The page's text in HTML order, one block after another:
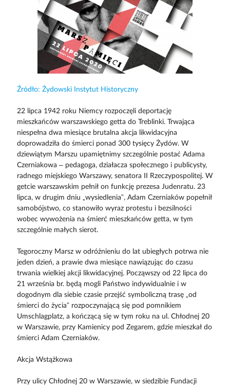
Źródło: Żydowski Instytut Historyczny
22 lipca 1942 roku Niemcy rozpoczęli deportację
mieszkańców warszawskiego getta do Treblinki. Trwająca
niespełna dwa miesiące brutalna akcja likwidacyjna
doprowadziła do śmierci ponad 300 tysięcy Żydów. W
dziewiątym Marszu upamiętnimy szczególnie postać Adama
Czerniakowa – pedagoga, działacza społecznego i publicysty,
radnego miejskiego Warszawy, senatora II Rzeczypospolitej. W
getcie warszawskim pełnił on funkcję prezesa Judenratu. 23
lipca, w drugim dniu „wysiedlenia”, Adam Czerniaków popełnił
samobójstwo, co stanowiło wyraz protestu i bezsilności
wobec wywożenia na śmierć mieszkańców getta, w tym
szczególnie małych sierot.
Tegoroczny Marsz w odróżnieniu do lat ubiegłych potrwa nie
jeden dzień, a prawie dwa miesiące nawiązując do czasu
trwania wielkiej akcji likwidacyjnej. Począwszy od 22 lipca do
21 września br. będą mogli Państwo indywidualnie i w
dogodnym dla siebie czasie przejść symboliczną trasę „od
śmierci do życia” rozpoczynającą się pod pomnikiem
Umschlagplatz, a kończącą się w tym roku na ul. Chłodnej 20
w Warszawie, przy Kamienicy pod Zegarem, gdzie mieszkał do
śmierci Adam Czerniaków.
Akcja Wstążkowa
Przy ulicy Chłodnej 20 w Warszawie, w siedzibie Fundacji